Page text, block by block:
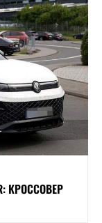
КРОССОВЕР